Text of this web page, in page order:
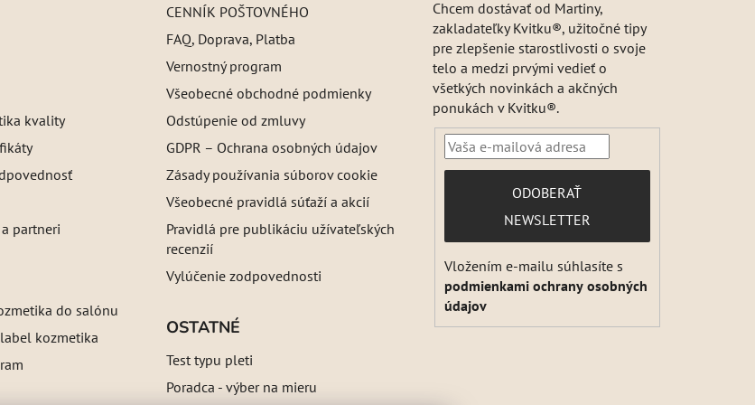
kvality
partneri
do salónu
kozmetika
CENNÍK POŠTOVNÉHO
FAQ, Doprava, Platba
Vernostný program
Všeobecné obchodné podmienky
Odstúpenie od zmluvy
GDPR – Ochrana osobných údajov
Zásady používania súborov cookie
Všeobecné pravidlá súťaží a akcií
Pravidlá pre publikáciu užívateľských
recenzií
Vylúčenie zodpovednosti
OSTATNÉ
Test typu pleti
Poradca - výber na mieru
Chcem dostávať od Martiny,
zakladateľky Kvitku®, užitočné tipy
pre zlepšenie starostlivosti o svoje
telo a medzi prvými vedieť o
všetkých novinkách a akčných
ponukách v Kvitku®.
PRIHLÁSIŤ
SA
ODOBERAŤ
NEWSLETTER
Vložením e-mailu súhlasíte s
podmienkami ochrany osobných
údajov